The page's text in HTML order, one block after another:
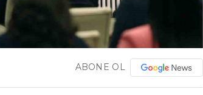
ABONE OL